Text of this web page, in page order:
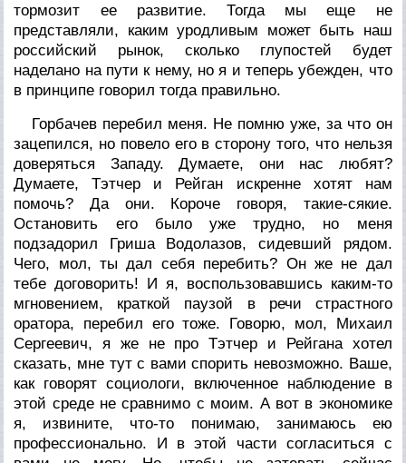
тормозит ее развитие. Тогда мы еще не
представляли, каким уродливым может быть наш
российский рынок, сколько глупостей будет
наделано на пути к нему, но я и теперь убежден, что
в принципе говорил тогда правильно.
Горбачев перебил меня. Не помню уже, за что он
зацепился, но повело его в сторону того, что нельзя
доверяться Западу. Думаете, они нас любят?
Думаете, Тэтчер и Рейган искренне хотят нам
помочь? Да они. Короче говоря, такие-сякие.
Остановить его было уже трудно, но меня
подзадорил Гриша Водолазов, сидевший рядом.
Чего, мол, ты дал себя перебить? Он же не дал
тебе договорить! И я, воспользовавшись каким-то
мгновением, краткой паузой в речи страстного
оратора, перебил его тоже. Говорю, мол, Михаил
Сергеевич, я же не про Тэтчер и Рейгана хотел
сказать, мне тут с вами спорить невозможно. Ваше,
как говорят социологи, включенное наблюдение в
этой среде не сравнимо с моим. А вот в экономике
я, извините, что-то понимаю, занимаюсь ею
профессионально. И в этой части согласиться с